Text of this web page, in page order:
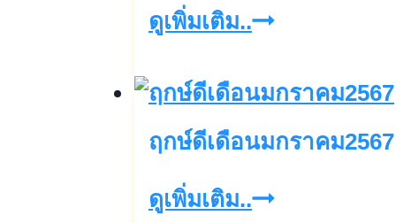
ดูเพิ่มเติม..ฤกษ์
เดือน
ฤกษ์ดีเดือนมกราคม2567
ดูเพิ่มเติม..ฤกษ์